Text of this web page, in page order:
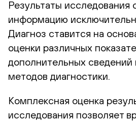
Результаты исследования
информацию
Диагноз ставится на
оценки различных
дополнительных сведений
методов диагностики.
Комплексная оценка
исследования позволяет